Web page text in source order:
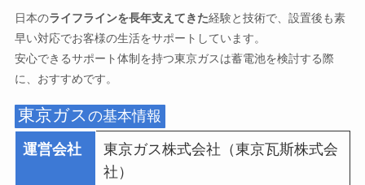
日本のライフラインを長年支えてきた経験と技術で、設置後も素
早い対応でお客様の生活をサポートしています。
安心できるサポート体制を持つ東京ガスは蓄電池を検討する際
に、おすすめです。
東京ガスの基本情報
運営会社
東京ガス株式会社（東京瓦斯株式会
社）